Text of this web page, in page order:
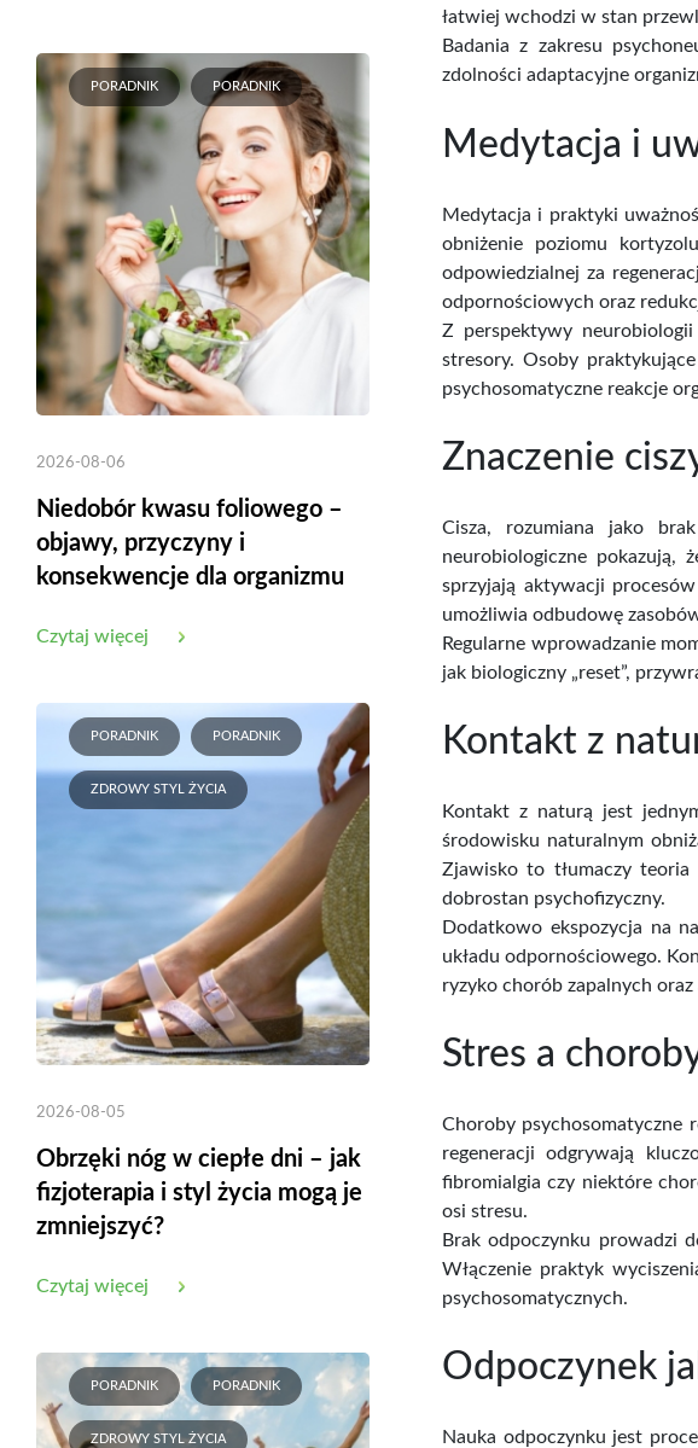
PORADNIK PORADNIK
2026-08-06
Niedobór kwasu foliowego –
objawy, przyczyny i
konsekwencje dla organizmu
Czytaj więcej
PORADNIK PORADNIK
ZDROWY STYL ŻYCIA
2026-08-05
Obrzęki nóg w ciepłe dni – jak
fizjoterapia i styl życia mogą je
zmniejszyć?
Czytaj więcej
PORADNIK PORADNIK
ZDROWY STYL ŻYCIA
łatwiej wchodzi w stan
Badania z zakresu
zdolności adaptacyjne
Medytacja i
Medytacja i praktyki
obniżenie poziomu
odpowiedzialnej za
odpornościowych oraz
Z perspektywy
stresory. Osoby
psychosomatyczne reakcje
Znaczenie
Cisza, rozumiana jako
neurobiologiczne pokazują,
sprzyjają aktywacji
umożliwia odbudowę
Regularne wprowadzanie
jak biologiczny „reset”,
Kontakt z
Kontakt z naturą jest
środowisku naturalnym
Zjawisko to tłumaczy
dobrostan psychofizyczny.
Dodatkowo ekspozycja na
układu odpornościowego.
ryzyko chorób zapalnych
Stres a
Choroby psychosomatyczne
regeneracji odgrywają
fibromialgia czy niektóre
osi stresu.
Brak odpoczynku prowadzi
Włączenie praktyk
psychosomatycznych.
Odpoczynek
Nauka odpoczynku jest